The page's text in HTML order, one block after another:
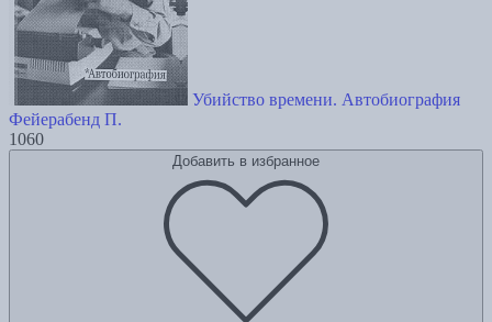
Убийство времени. Автобиография
Фейерабенд П.
1060
Добавить в избранное